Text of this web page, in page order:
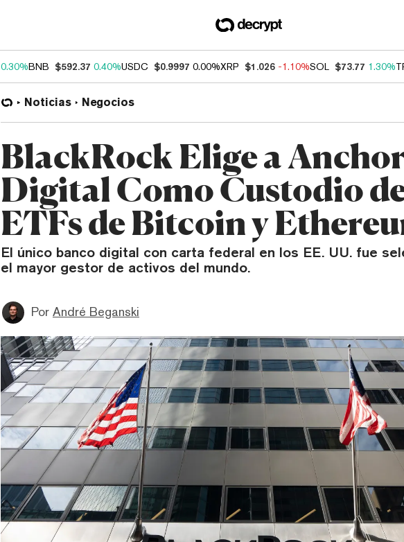
0.30%BNB $592.37 0.40%USDC $0.9997 0.00%XRP $1.026 -1.10%SOL $73.77 1.30%
Noticias Negocios
BlackRock Elige a
Digital Como Custodio
ETFs de Bitcoin y
El único banco digital con carta federal en los EE. UU. fue
el mayor gestor de activos del mundo.
Por André Beganski